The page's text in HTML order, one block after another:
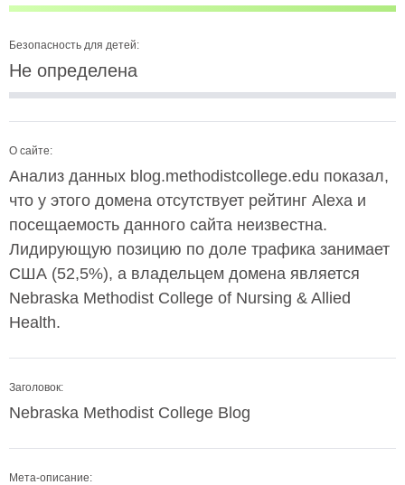
Безопасность для детей:
Не определена
О сайте:
Анализ данных blog.methodistcollege.edu показал,
что у этого домена отсутствует рейтинг Alexa и
посещаемость данного сайта неизвестна.
Лидирующую позицию по доле трафика занимает
США (52,5%), а владельцем домена является
Nebraska Methodist College of Nursing & Allied
Health.
Заголовок:
Nebraska Methodist College Blog
Мета-описание: